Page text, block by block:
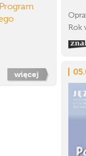
Rok
więcej